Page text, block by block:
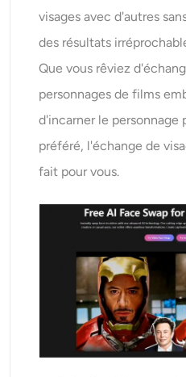
visages avec d'autres
des résultats
Que vous rêviez
personnages de films
d'incarner le
préféré, l'échange de
fait pour vous.